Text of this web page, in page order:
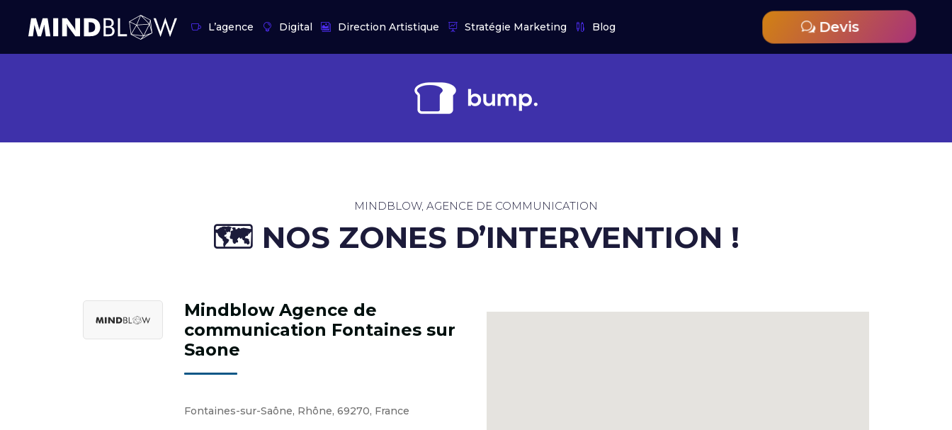
L’agence Digital Direction Artistique Stratégie Marketing Blog Devis
MINDBLOW, AGENCE DE COMMUNICATION
🗺️ ​NOS ZONES D’INTERVENTION !
Mindblow Agence de
communication Fontaines sur
Saone
Fontaines-sur-Saône, Rhône, 69270, France